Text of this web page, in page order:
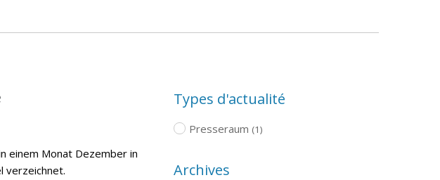
einem Monat Dezember in
verzeichnet.
Types d'actualité
Presseraum (1)
Archives